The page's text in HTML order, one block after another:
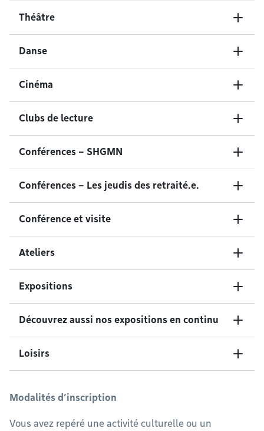
Théâtre
Danse
Cinéma
Clubs de lecture
Conférences – SHGMN
Conférences – Les jeudis des retraité.e.
Conférence et visite
Ateliers
Expositions
Découvrez aussi nos expositions en continu
Loisirs
Modalités d’inscription
Vous avez repéré une activité culturelle ou un